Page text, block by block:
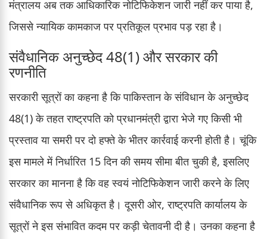
मंत्रालय अब तक आधिकारिक नोटिफिकेशन जारी नहीं कर पाया है,
जिससे न्यायिक कामकाज पर प्रतिकूल प्रभाव पड़ रहा है।
संवैधानिक अनुच्छेद 48(1) और सरकार की
रणनीति
सरकारी सूत्रों का कहना है कि पाकिस्तान के संविधान के अनुच्छेद
48(1) के तहत राष्ट्रपति को प्रधानमंत्री द्वारा भेजे गए किसी भी
प्रस्ताव या समरी पर दो हफ्ते के भीतर कार्रवाई करनी होती है। चूंकि
इस मामले में निर्धारित 15 दिन की समय सीमा बीत चुकी है, इसलिए
सरकार का मानना है कि वह स्वयं नोटिफिकेशन जारी करने के लिए
संवैधानिक रूप से अधिकृत है। दूसरी ओर, राष्ट्रपति कार्यालय के
सूत्रों ने इस संभावित कदम पर कड़ी चेतावनी दी है। उनका कहना है